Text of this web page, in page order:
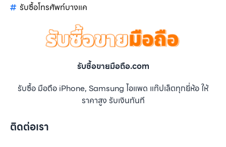
รับซื้อโทรศัพท์บางแค
รับซื้อขายมือถือ.com
รับซื้อ มือถือ iPhone, Samsung ไอแพด แท๊ปเล็ตทุกยี่ห้อ ให้
ราคาสูง รับเงินทันที
ติดต่อเรา